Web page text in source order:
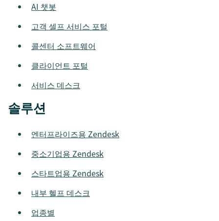
AI 챗봇
고객 셀프 서비스 포털
콜센터 소프트웨어
클라이언트 포털
서비스 데스크
솔루션
엔터프라이즈용 Zendesk
중소기업용 Zendesk
스타트업용 Zendesk
내부 헬프 데스크
업종별